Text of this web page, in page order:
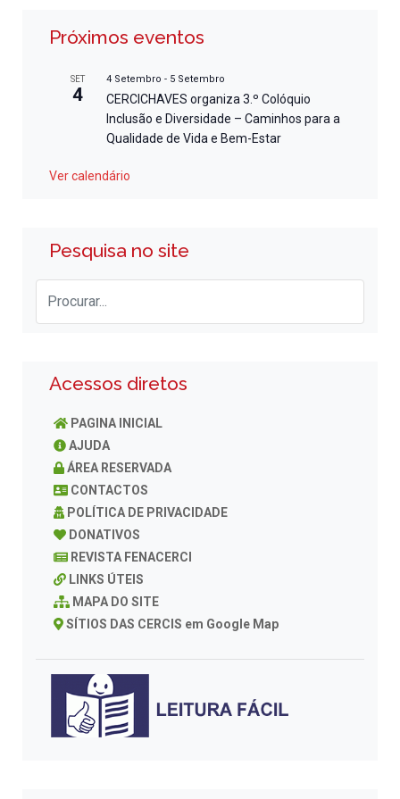
Próximos eventos
SET
4
4 Setembro - 5 Setembro
CERCICHAVES organiza 3.º Colóquio
Inclusão e Diversidade – Caminhos para a
Qualidade de Vida e Bem-Estar
Ver calendário
Pesquisa no site
Acessos diretos
PAGINA INICIAL
AJUDA
ÁREA RESERVADA
CONTACTOS
POLÍTICA DE PRIVACIDADE
DONATIVOS
REVISTA FENACERCI
LINKS ÚTEIS
MAPA DO SITE
SÍTIOS DAS CERCIS em Google Map